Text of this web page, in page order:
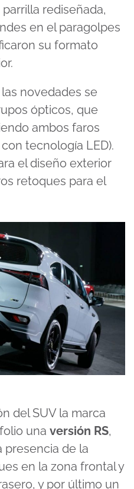
rediseñada,
en el paragolpes
su formato
las novedades se
ópticos, que
ambos faros
tecnología LED).
el diseño exterior
retoques para el
del SUV la marca
una versión RS,
presencia de la
en la zona frontal y
y por último un